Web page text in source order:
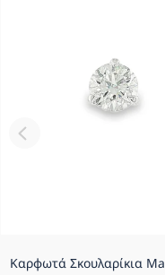
Καρφωτά Σκουλαρίκια